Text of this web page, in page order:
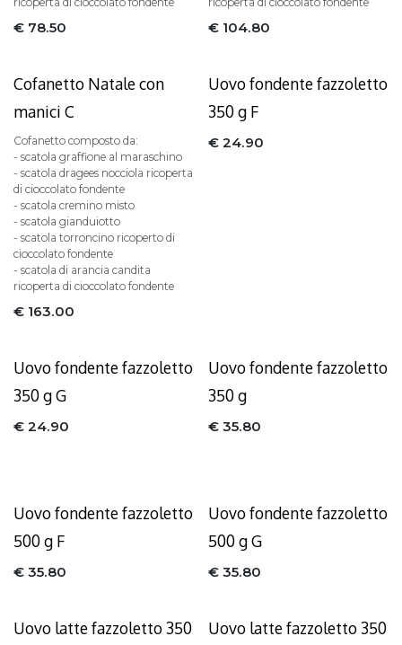
€ 78.50 € 104.80
Sold out
Cofanetto Natale con
manici C
Cofanetto composto da:
- scatola graffione al maraschino
- scatola dragees nocciola ricoperta
di cioccolato fondente
- scatola cremino misto
- scatola gianduiotto
- scatola torroncino ricoperto di
cioccolato fondente
- scatola di arancia candita
ricoperta di cioccolato fondente
€ 163.00
Uovo fondente fazzoletto
350 g F
€ 24.90
Uovo fondente fazzoletto
350 g G
€ 24.90
Uovo fondente fazzoletto
350 g
€ 35.80
Uovo fondente fazzoletto
500 g F
€ 35.80
Uovo fondente fazzoletto
500 g G
€ 35.80
Uovo latte fazzoletto 350
Uovo latte fazzoletto 350